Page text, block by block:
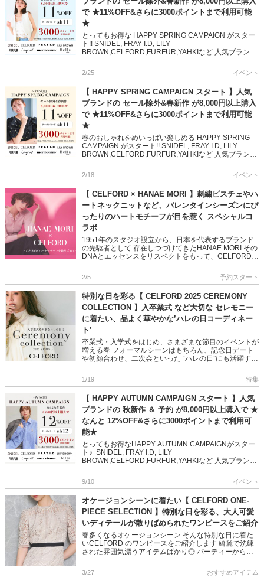
で ★11%OFF&さらに3000ポイントまで利用可能
★
とってもお得な HAPPY SPRING CAMPAIGN がスター
ト!! SNIDEL, FRAY I.D, LILY
BROWN,CELFORD,FURFUR,YAHKIなど 人気ブランド
2/25 イベント
【 HAPPY SPRING CAMPAIGN スタート 】人気
ブランドの セール除外&春新作 が8,000円以上購入
で ★11%OFF&さらに3000ポイントまで利用可能
★
春のおしゃれをめいっぱい楽しめる HAPPY SPRING
CAMPAIGN がスタート!! SNIDEL, FRAY I.D, LILY
BROWN,CELFORD,FURFUR,YAHKIなど 人気ブランド
2/18 イベント
【 CELFORD × HANAE MORI 】刺繍ビスチェやハ
ートネックニットなど、バレンタインシーズンにぴ
ったりのハートモチーフが目を惹く スペシャルコ
ラボ
1951年のスタジオ設立から、日本を代表するブランド
の先駆者として 存在しつづけてきたHANAE MORI その
DNAとエッセンスをリスペクトをもって、CELFORDら
な […]
2/5 予約スタート
特別な日を彩る【 CELFORD 2025 CEREMONY
COLLECTION 】入卒業式 など大切な セレモニー
に着たい、品よく華やかな’ハレの日コーディネー
ト’
卒業式・入学式をはじめ、さまざまな節目のイベントが
増える春 フォーマルシーンはもちろん、記念日デート
や初顔合わせ、二次会といった “ハレの日”にも活躍する
ぎ、晴れやかなシ […]
1/19 特集
【 HAPPY AUTUMN CAMPAIGN スタート 】人気
ブランドの 秋新作 ＆ 予約 が8,000円以上購入で ★
なんと 12%OFF&さらに3000ポイントまで利用可
能★
とってもお得なHAPPY AUTUMN CAMPAIGNがスター
ト♪ SNIDEL, FRAY I.D, LILY
BROWN,CELFORD,FURFUR,YAHKIなど 人気ブランド
9/10 イベント
オケージョンシーンに着たい【 CELFORD ONE-
PIECE SELECTION 】特別な日を彩る、大人可愛
いディテールが散りばめられたワンピースをご紹介
春多くなるオケージョンシーン そんな特別な日に着た
いCELFORD のワンピースをご紹介します 綺麗で洗練
された雰囲気漂うアイテムばかり◎ パーティーから冠
ひご覧ください […]
3/27 おすすめアイテム